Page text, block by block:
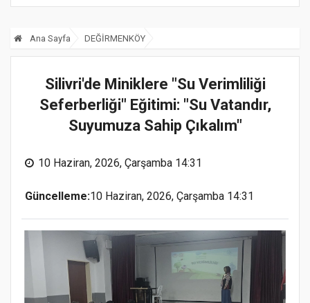
Ana Sayfa DEĞİRMENKÖY
Silivri'de Miniklere "Su Verimliliği
Seferberliği" Eğitimi: "Su Vatandır,
Suyumuza Sahip Çıkalım"
10 Haziran, 2026, Çarşamba 14:31
Güncelleme:10 Haziran, 2026, Çarşamba 14:31